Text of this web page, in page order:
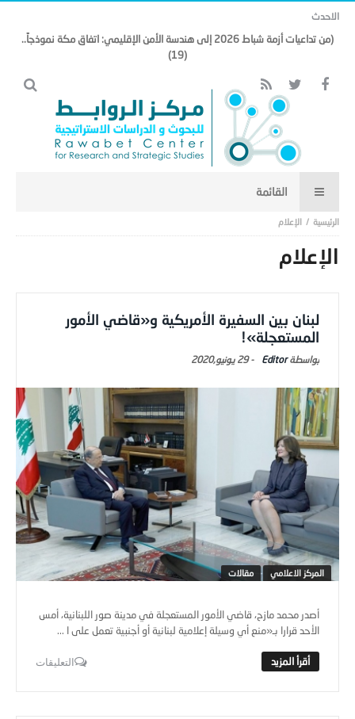
الاحدث
(من تداعيات أزمة شباط 2026 إلى هندسة الأمن الإقليمي: اتفاق مكة نموذجاً..
(19)
الإعلام
الإعلام
لبنان بين السفيرة الأمريكية و«قاضي الأمور
المستعجلة»!
Editor
-29 يونيو,2020
المركز الاعلامي مقالات
أصدر محمد مازح، قاضي الأمور المستعجلة في مدينة صور اللبنانية، أمس
الأحد قرارا بـ«منع أي وسيلة إعلامية لبنانية أو أجنبية تعمل على ا ...
التعليقات